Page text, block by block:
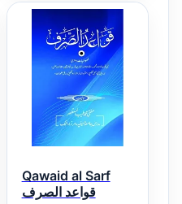
Qawaid al Sarf
قواعد الصرف